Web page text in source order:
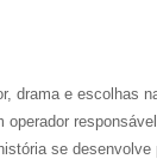
drama e escolhas
operador
se desenvolve